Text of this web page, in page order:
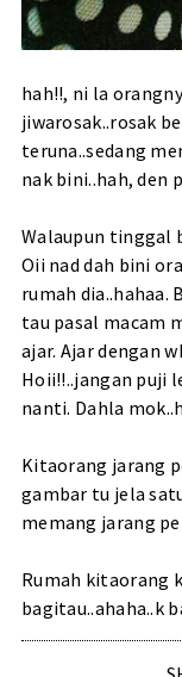
hah!!, ni la
jiwarosak..rosak
teruna..sedang
nak bini..hah, den
Walaupun tinggal
Oii nad dah bini
rumah dia..hahaa.
tau pasal macam
ajar. Ajar dengan
Hoii!!..jangan puji
nanti. Dahla
Kitaorang jarang
gambar tu jela
memang jarang
Rumah kitaorang
bagitau..ahaha..k